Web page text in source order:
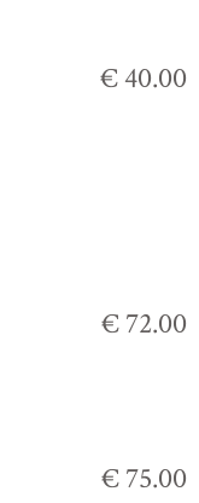
€ 40.00
€ 72.00
€ 75.00